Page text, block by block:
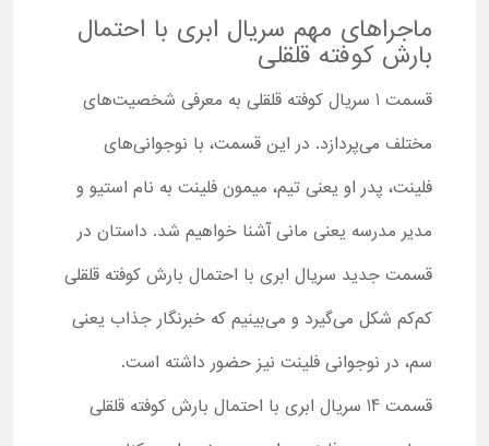
ماجراهای مهم سریال ابری با احتمال
بارش کوفته قلقلی
قسمت 1 سریال کوفته قلقلی به معرفی شخصیت‌های
مختلف می‌پردازد. در این قسمت، با نوجوانی‌های
فلینت، پدر او یعنی تیم، میمون فلینت به نام استیو و
مدیر مدرسه یعنی مانی آشنا خواهیم شد. داستان در
قسمت جدید سریال ابری با احتمال بارش کوفته قلقلی
کم‌کم شکل می‌گیرد و می‌بینیم که خبرنگار جذاب یعنی
سم، در نوجوانی فلینت نیز حضور داشته است.
قسمت 14 سریال ابری با احتمال بارش کوفته قلقلی